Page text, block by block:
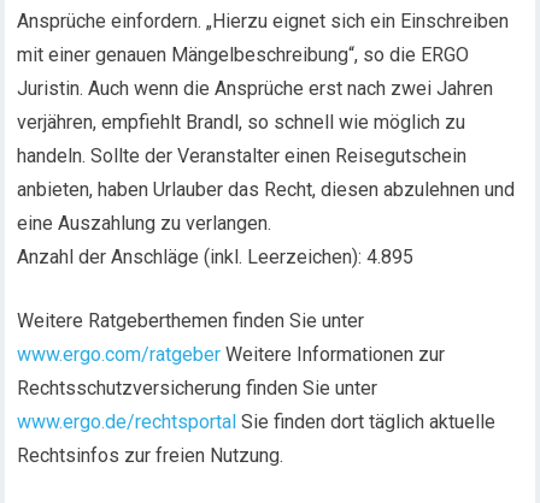
Ansprüche einfordern. „Hierzu eignet sich ein Einschreiben
mit einer genauen Mängelbeschreibung“, so die ERGO
Juristin. Auch wenn die Ansprüche erst nach zwei Jahren
verjähren, empfiehlt Brandl, so schnell wie möglich zu
handeln. Sollte der Veranstalter einen Reisegutschein
anbieten, haben Urlauber das Recht, diesen abzulehnen und
eine Auszahlung zu verlangen.
Anzahl der Anschläge (inkl. Leerzeichen): 4.895
Weitere Ratgeberthemen finden Sie unter
www.ergo.com/ratgeber Weitere Informationen zur
Rechtsschutzversicherung finden Sie unter
www.ergo.de/rechtsportal Sie finden dort täglich aktuelle
Rechtsinfos zur freien Nutzung.